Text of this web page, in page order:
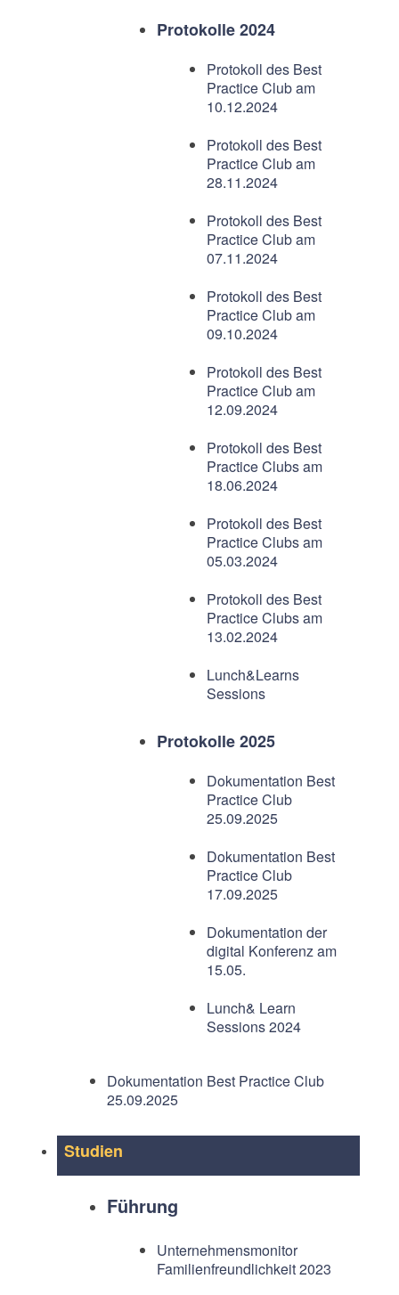
Protokolle 2024
Protokoll des Best
Practice Club am
10.12.2024
Protokoll des Best
Practice Club am
28.11.2024
Protokoll des Best
Practice Club am
07.11.2024
Protokoll des Best
Practice Club am
09.10.2024
Protokoll des Best
Practice Club am
12.09.2024
Protokoll des Best
Practice Clubs am
18.06.2024
Protokoll des Best
Practice Clubs am
05.03.2024
Protokoll des Best
Practice Clubs am
13.02.2024
Lunch&Learns
Sessions
Protokolle 2025
Dokumentation Best
Practice Club
25.09.2025
Dokumentation Best
Practice Club
17.09.2025
Dokumentation der
digital Konferenz am
15.05.
Lunch& Learn
Sessions 2024
Dokumentation Best Practice Club
25.09.2025
Studien
Führung
Unternehmensmonitor
Familienfreundlichkeit 2023